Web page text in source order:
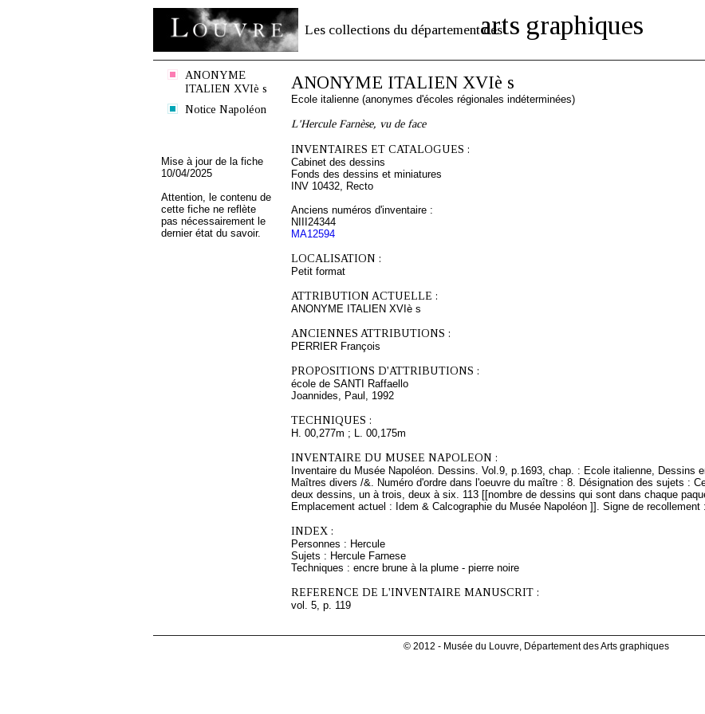
Les collections du département desarts graphiques
ANONYME
ITALIEN XVIè s
Notice Napoléon
Mise à jour de la fiche
10/04/2025
Attention, le contenu de
cette fiche ne reflète
pas nécessairement le
dernier état du savoir.
ANONYME ITALIEN XVIè s
Ecole italienne (anonymes d'écoles régionales indéterminées)
L'Hercule Farnèse, vu de face
INVENTAIRES ET CATALOGUES :
Cabinet des dessins
Fonds des dessins et miniatures
INV 10432, Recto
Anciens numéros d'inventaire :
NIII24344
MA12594
LOCALISATION :
Petit format
ATTRIBUTION ACTUELLE :
ANONYME ITALIEN XVIè s
ANCIENNES ATTRIBUTIONS :
PERRIER François
PROPOSITIONS D'ATTRIBUTIONS :
école de SANTI Raffaello
Joannides, Paul, 1992
TECHNIQUES :
H. 00,277m ; L. 00,175m
INVENTAIRE DU MUSEE NAPOLEON :
Inventaire du Musée Napoléon. Dessins. Vol.9, p.1693, chap. : Ecole italienne, Dessins
Maîtres divers /&. Numéro d'ordre dans l'oeuvre du maître : 8. Désignation des sujets :
deux dessins, un à trois, deux à six. 113 [[nombre de dessins qui sont dans chaque
Emplacement actuel : Idem & Calcographie du Musée Napoléon ]]. Signe de
INDEX :
Personnes : Hercule
Sujets : Hercule Farnese
Techniques : encre brune à la plume - pierre noire
REFERENCE DE L'INVENTAIRE MANUSCRIT :
vol. 5, p. 119
© 2012 - Musée du Louvre, Département des Arts graphiques